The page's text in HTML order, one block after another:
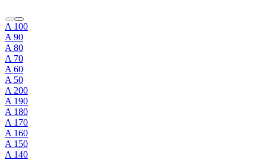
A 100
A 90
A 80
A 70
A 60
A 50
A 200
A 190
A 180
A 170
A 160
A 150
A 140